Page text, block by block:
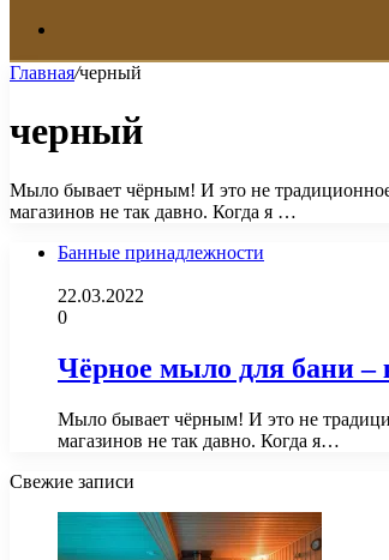
Главная/черный
черный
Мыло бывает чёрным! И это не
магазинов не так давно. Когда я …
Банные принадлежности
22.03.2022
0
Чёрное мыло для бани
Мыло бывает чёрным! И это не
магазинов не так давно. Когда я…
Свежие записи